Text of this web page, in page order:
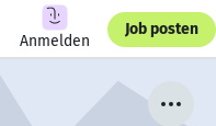
Anmelden
Job posten